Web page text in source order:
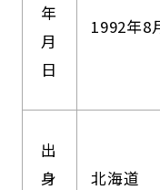
年
月
日
1992年8
出
身
北海道